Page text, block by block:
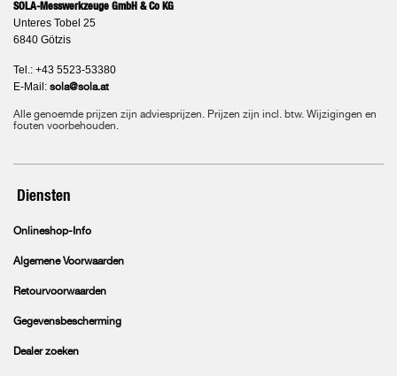
SOLA-Messwerkzeuge GmbH & Co KG
Unteres Tobel 25
6840 Götzis
Tel.: +43 5523-53380
E-Mail: sola@sola.at
Alle genoemde prijzen zijn adviesprijzen. Prijzen zijn incl. btw. Wijzigingen en
fouten voorbehouden.
Diensten
Onlineshop-Info
Algemene Voorwaarden
Retourvoorwaarden
Gegevensbescherming
Dealer zoeken